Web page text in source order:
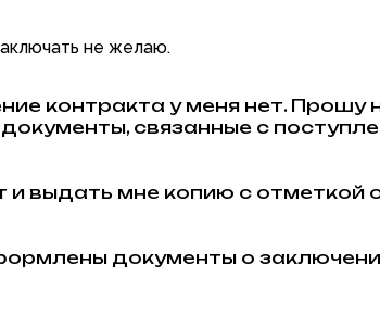
не желаю.
контракта у меня нет.
связанные с
выдать мне копию с отметкой
документы о